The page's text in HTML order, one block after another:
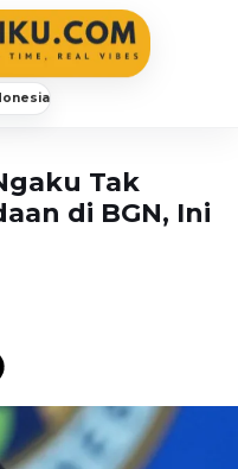
Tak
di BGN, Ini